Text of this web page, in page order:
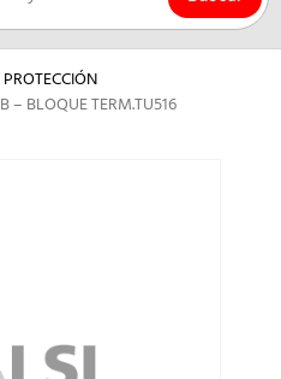
– BLOQUE TERM.TU516